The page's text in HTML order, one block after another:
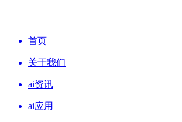
首页
关于我们
ai资讯
ai应用